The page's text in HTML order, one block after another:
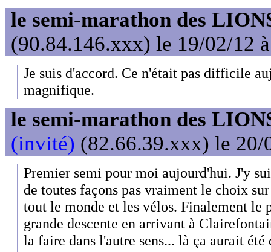
le semi-marathon des
(90.84.146.xxx) le 19/02/12
Je suis d'accord. Ce n'était pas difficile
magnifique.
le semi-marathon des
(invité) (82.66.39.xxx) le 20/
Premier semi pour moi aujourd'hui. J'y
de toutes façons pas vraiment le choix
tout le monde et les vélos. Finalement le
grande descente en arrivant à
la faire dans l'autre sens... là ça aurait été